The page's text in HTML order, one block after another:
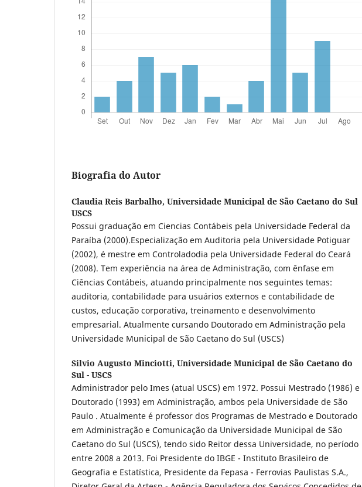
Biografia do Autor
Claudia Reis Barbalho, Universidade Municipal de São Caetano do Sul
USCS
Possui graduação em Ciencias Contábeis pela Universidade Federal da
Paraíba (2000).Especialização em Auditoria pela Universidade Potiguar
(2002), é mestre em Controladodia pela Universidade Federal do Ceará
(2008). Tem experiência na área de Administração, com ênfase em
Ciências Contábeis, atuando principalmente nos seguintes temas:
auditoria, contabilidade para usuários externos e contabilidade de
custos, educação corporativa, treinamento e desenvolvimento
empresarial. Atualmente cursando Doutorado em Administração pela
Universidade Municipal de São Caetano do Sul (USCS)
Silvio Augusto Minciotti, Universidade Municipal de São Caetano do
Sul - USCS
Administrador pelo Imes (atual USCS) em 1972. Possui Mestrado (1986) e
Doutorado (1993) em Administração, ambos pela Universidade de São
Paulo . Atualmente é professor dos Programas de Mestrado e Doutorado
em Administração e Comunicação da Universidade Municipal de São
Caetano do Sul (USCS), tendo sido Reitor dessa Universidade, no período
entre 2008 a 2013. Foi Presidente do IBGE - Instituto Brasileiro de
Geografia e Estatística, Presidente da Fepasa - Ferrovias Paulistas S.A.,